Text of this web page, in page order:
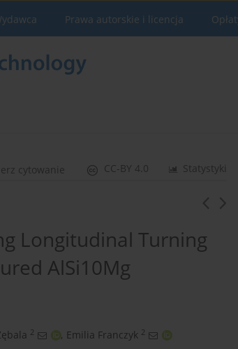
Prawa autorskie i licencja
Statystyki
CC-BY 4.0
cytowanie
Longitudinal Turning
AlSi10Mg
2 , Emilia Franczyk 2